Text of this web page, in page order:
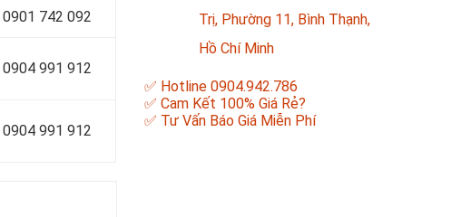
0901 742 092
0904 991 912
0904 991 912
Trị, Phường 11, Bình Thạnh,
Hồ Chí Minh
✅ Hotline 0904.942.786
✅ Cam Kết 100% Giá Rẻ?
✅ Tư Vấn Báo Giá Miễn Phí